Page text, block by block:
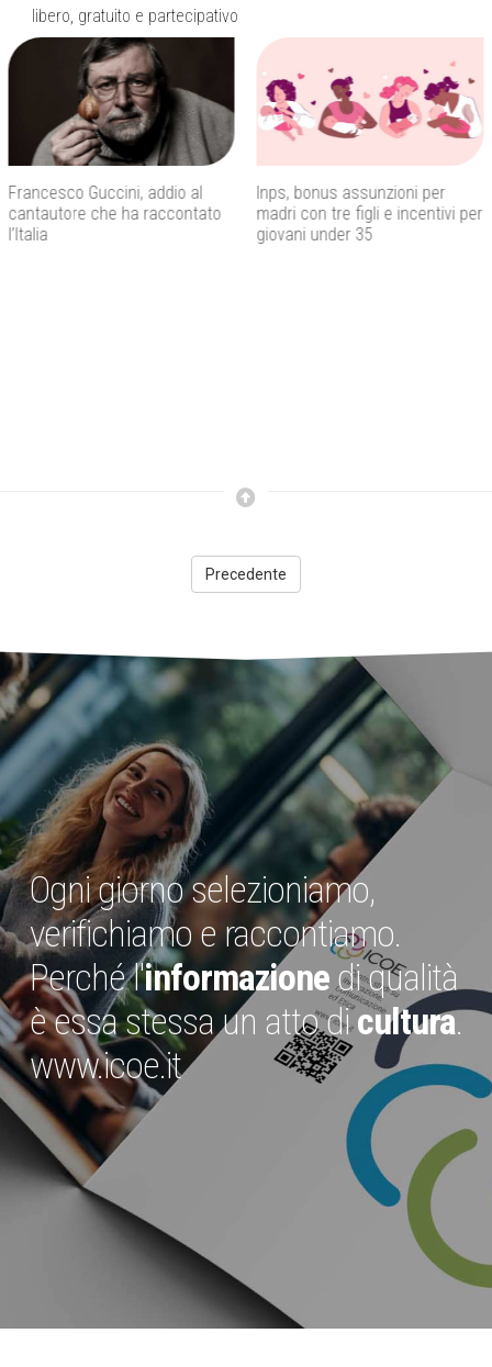
libero, gratuito e partecipativo
Francesco Guccini, addio al
cantautore che ha raccontato
l’Italia
Inps, bonus assunzioni per
madri con tre figli e incentivi per
giovani under 35
Precedente
Ogni giorno selezioniamo,
verifichiamo e raccontiamo.
Perché l'informazionedi qualità
è essa stessa un atto dicultura.
www.icoe.it